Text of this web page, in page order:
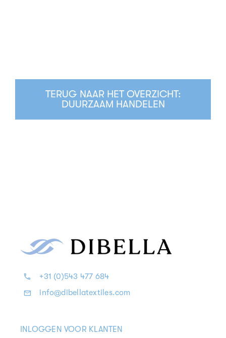
TERUG NAAR HET OVERZICHT:
DUURZAAM HANDELEN
+31 (0)543 477 684
info@dibellatextiles.com
INLOGGEN VOOR KLANTEN